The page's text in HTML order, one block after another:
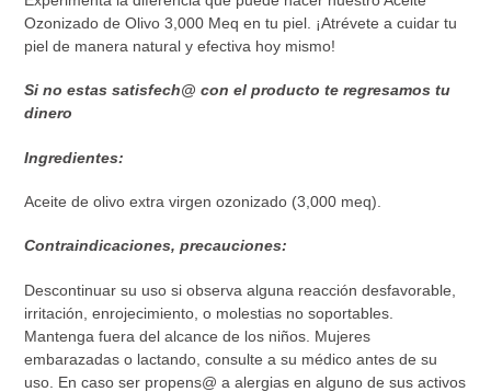
Ozonizado de Olivo 3,000 Meq en tu piel. ¡Atrévete a cuidar tu
piel de manera natural y efectiva hoy mismo!
Si no estas satisfech@ con el producto te regresamos tu
dinero
Ingredientes:
Aceite de olivo extra virgen ozonizado (3,000 meq).
Contraindicaciones, precauciones:
Descontinuar su uso si observa alguna reacción desfavorable,
irritación, enrojecimiento, o molestias no soportables.
Mantenga fuera del alcance de los niños. Mujeres
embarazadas o lactando, consulte a su médico antes de su
uso. En caso ser propens@ a alergias en alguno de sus activos